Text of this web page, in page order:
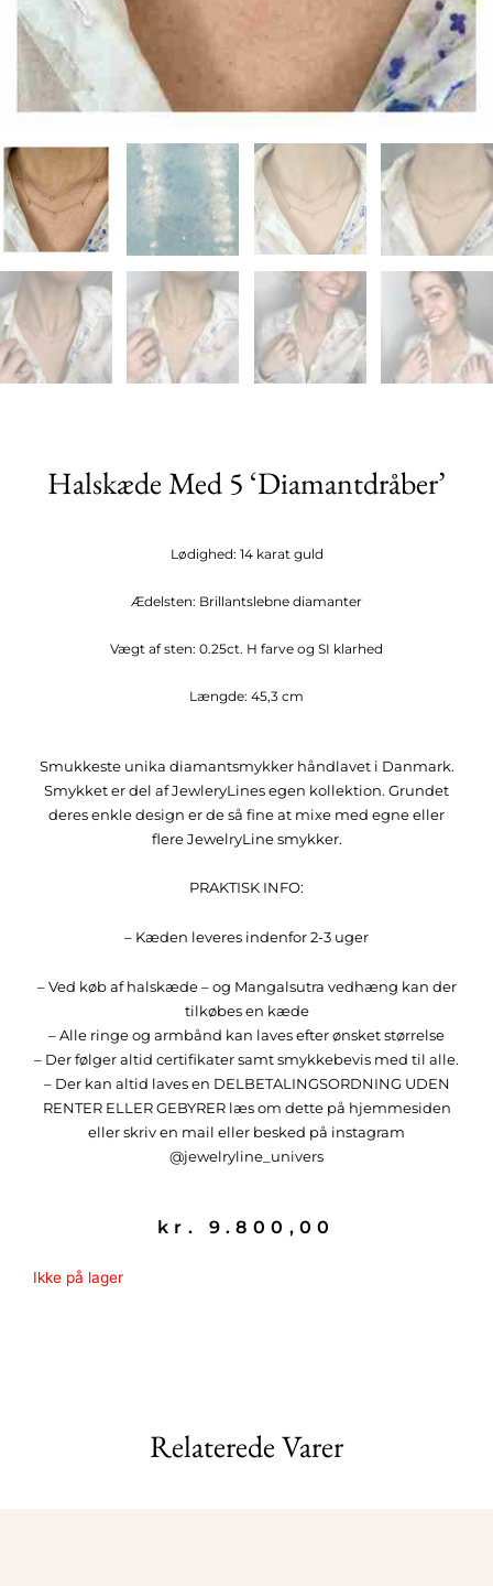
Halskæde Med 5 ‘diamantdråber’
Lødighed: 14 karat guld
Ædelsten: Brillantslebne diamanter
Vægt af sten: 0.25ct. H farve og SI klarhed
Længde: 45,3 cm
Smukkeste unika diamantsmykker håndlavet i Danmark.
Smykket er del af JewleryLines egen kollektion. Grundet
deres enkle design er de så fine at mixe med egne eller
flere JewelryLine smykker.
PRAKTISK INFO:
– Kæden leveres indenfor 2-3 uger
– Ved køb af halskæde – og Mangalsutra vedhæng kan der
tilkøbes en kæde
– Alle ringe og armbånd kan laves efter ønsket størrelse
– Der følger altid certifikater samt smykkebevis med til alle.
– Der kan altid laves en DELBETALINGSORDNING UDEN
RENTER ELLER GEBYRER læs om dette på hjemmesiden
eller skriv en mail eller besked på instagram
@jewelryline_univers
kr. 9.800,00
Ikke på lager
Relaterede Varer